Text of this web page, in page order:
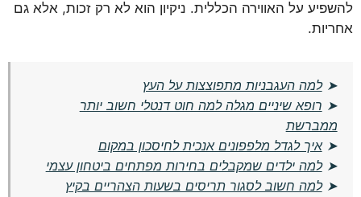
להשפיע על האווירה הכללית. ניקיון הוא לא רק זכות, אלא גם
אחריות.
➤למה העגבניות מתפוצצות על העץ
➤ רופא שיניים מגלה למה חוט דנטלי חשוב יותר
ממברשת
➤איך לגדל מלפפונים אנכית לחיסכון במקום
➤למה ילדים שמקבלים בחירות מפתחים ביטחון עצמי
➤למה חשוב לסגור תריסים בשעות הצהריים בקיץ